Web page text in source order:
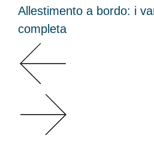
Allestimento a bordo: i
completa